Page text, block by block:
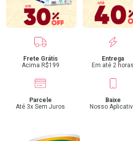
Benefícios
Frete Grátis
Acima R$199
Entrega
Em até 2 horas
Parcele
Até 3x Sem Juros
Baixe
Nosso